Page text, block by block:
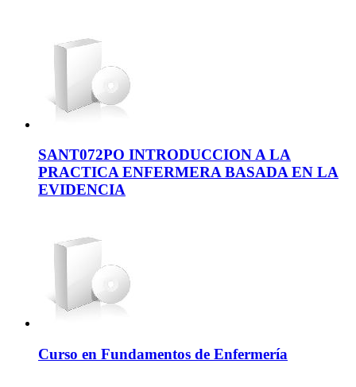
SANT072PO INTRODUCCION A LA
PRACTICA ENFERMERA BASADA EN LA
EVIDENCIA
Curso en Fundamentos de Enfermería